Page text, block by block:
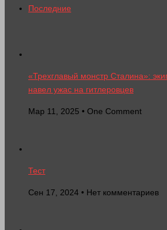
Последние
«Трехглавый монстр Сталина»:
навел ужас на гитлеровцев
Мар 11, 2025 • One Comment
Тест
Сен 17, 2024 • Нет комментариев